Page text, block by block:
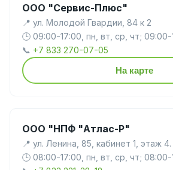
ООО "Сервис-Плюс"
📍 ул. Молодой Гвардии, 84 к 2
🕒 09:00-17:00, пн, вт, ср, чт; 09:00-
📞 +7 833 270-07-05
На карте
ООО "НПФ "Атлас-Р"
📍 ул. Ленина, 85, кабинет 1, этаж 4.
🕒 08:00-17:00, пн, вт, ср, чт; 08:00-